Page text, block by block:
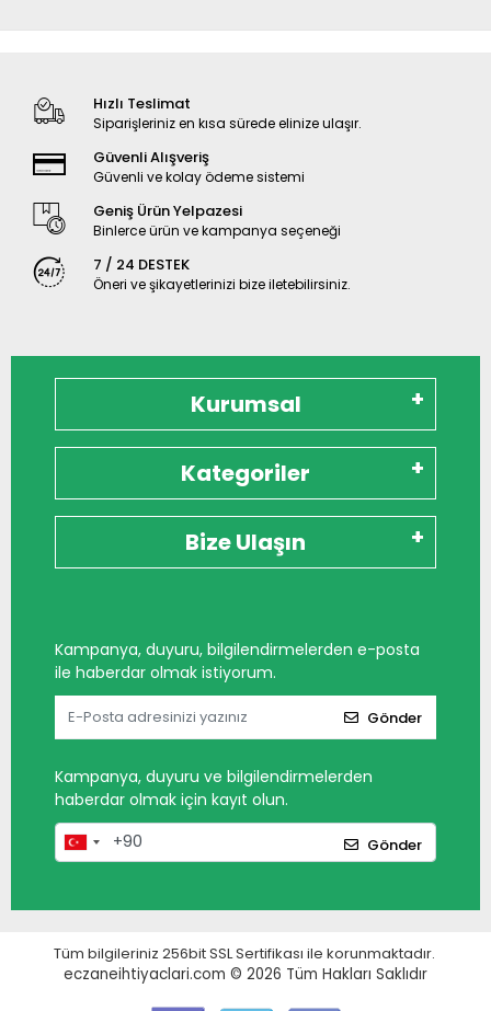
Hızlı Teslimat
Siparişleriniz en kısa sürede elinize ulaşır.
Güvenli Alışveriş
Güvenli ve kolay ödeme sistemi
Geniş Ürün Yelpazesi
Binlerce ürün ve kampanya seçeneği
7 / 24 DESTEK
Öneri ve şikayetlerinizi bize iletebilirsiniz.
Kurumsal
Kategoriler
Bize Ulaşın
Kampanya, duyuru, bilgilendirmelerden e-posta
ile haberdar olmak istiyorum.
Gönder
Kampanya, duyuru ve bilgilendirmelerden
haberdar olmak için kayıt olun.
Gönder
Tüm bilgileriniz 256bit SSL Sertifikası ile korunmaktadır.
eczaneihtiyaclari.com © 2026 Tüm Hakları Saklıdır